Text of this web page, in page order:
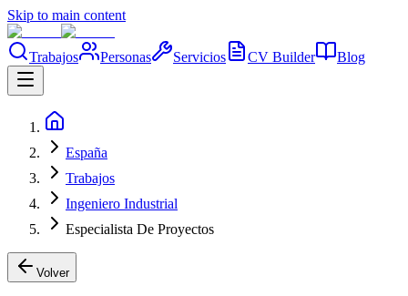
Skip to main content
Trabajos Personas Servicios CV Builder Blog
España
Trabajos
Ingeniero Industrial
Especialista De Proyectos
Volver